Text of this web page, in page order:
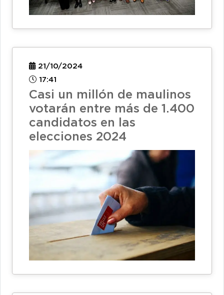
21/10/2024
17:41
Casi un millón de maulinos
votarán entre más de 1.400
candidatos en las
elecciones 2024